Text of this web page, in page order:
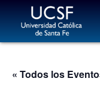
« Todos los